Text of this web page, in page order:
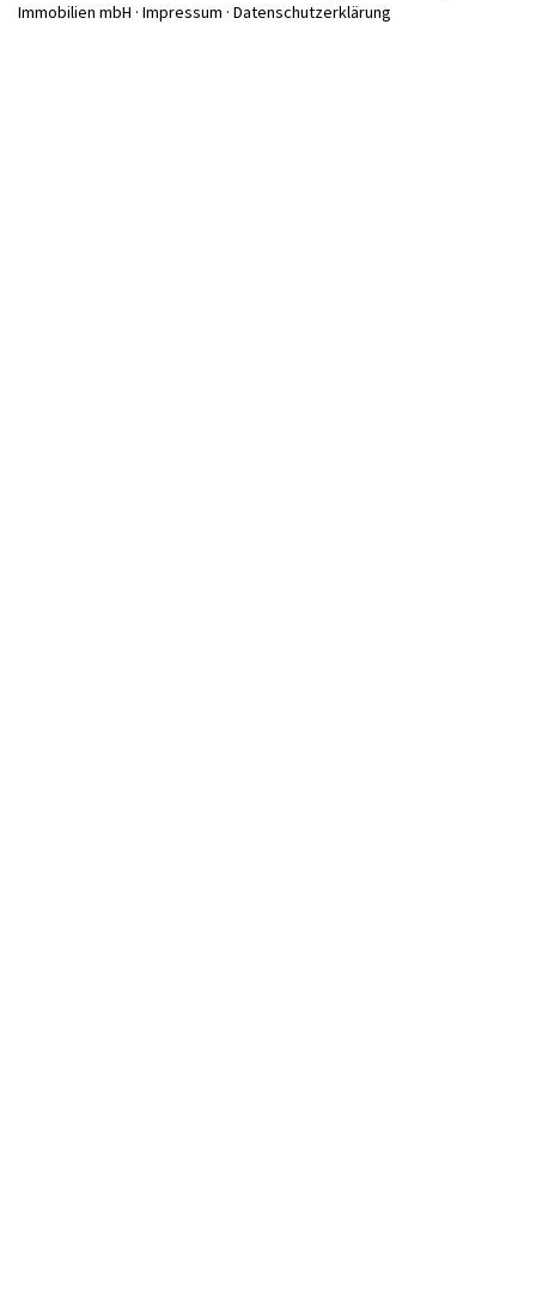
Immobilien mbH · Impressum · Datenschutzerklärung